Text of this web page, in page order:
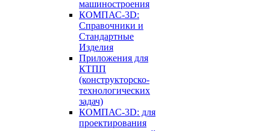
машиностроения
КОМПАС-3D:
Справочники и
Стандартные
Изделия
Приложения для
КТПП
(конструкторско-
технологических
задач)
КОМПАС-3D: для
проектирования